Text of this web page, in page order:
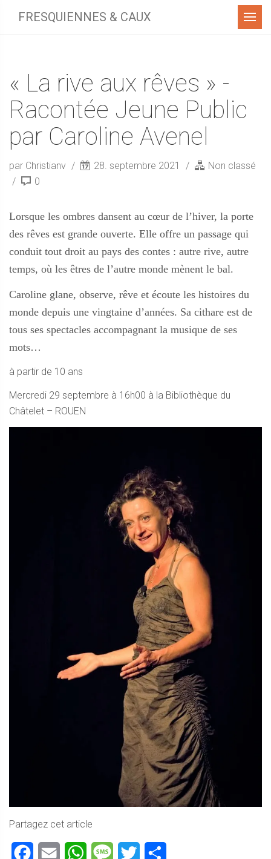
FRESQUIENNES & CAUX Menu
« La rive aux rêves » -
Racontée Jeune Public
par Caroline Avenel
par Christianv 28. septembre 2021
Non classé
0
Lorsque les ombres dansent au cœur de l’hiver, la porte
des rêves est grande ouverte. Elle offre un passage qui
conduit tout droit au pays des contes : autre rive, autre
temps, où les êtres de l’autre monde mènent le bal.
Caroline glane, observe, rêve et écoute les histoires du
monde depuis une vingtaine d’années. Sa cithare est de
tous ses spectacles accompagnant la musique de ses
mots…
à partir de 10 ans
Mercredi 29 septembre à 16h00 à la Bibliothèque du
Châtelet – ROUEN
Partagez cet article
Facebook
Email WhatsAppMessageTwitter